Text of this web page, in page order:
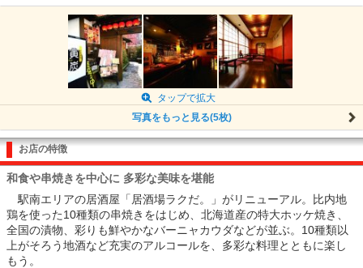
タップで拡大
写真をもっと見る(5枚)
お店の特徴
和食や串焼きを中心に 多彩な美味を堪能
駅南エリアの居酒屋「居酒場ラクだ。」がリニューアル。比内地
鶏を使った10種類の串焼きをはじめ、北海道産の特大ホッケ焼き、
全国の漬物、彩りも鮮やかなバーニャカウダなどが並ぶ。10種類以
上がそろう地酒など充実のアルコールを、多彩な料理とともに楽し
もう。